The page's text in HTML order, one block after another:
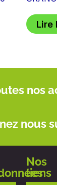
Lire
nos
nous
Nos
liens